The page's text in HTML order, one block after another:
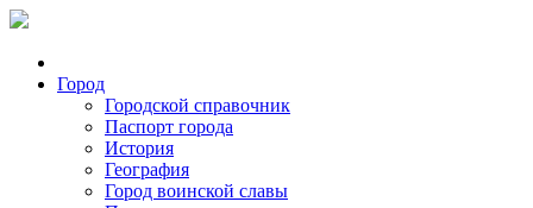
Город
Городской справочник
Паспорт города
История
География
Город воинской славы